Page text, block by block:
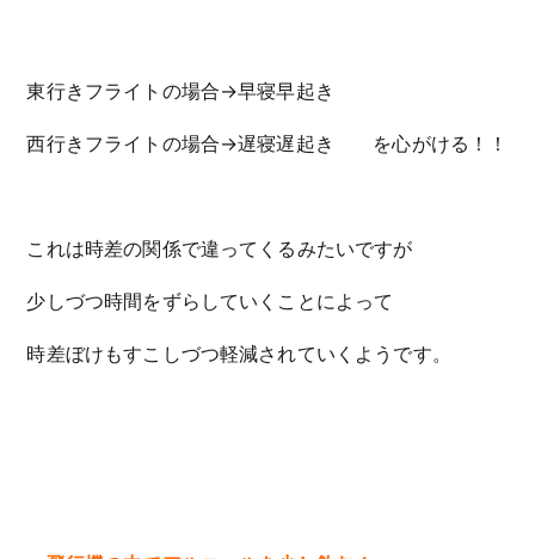
東行きフライトの場合→早寝早起き
西行きフライトの場合→遅寝遅起き を心がける！！
これは時差の関係で違ってくるみたいですが
少しづつ時間をずらしていくことによって
時差ぼけもすこしづつ軽減されていくようです。